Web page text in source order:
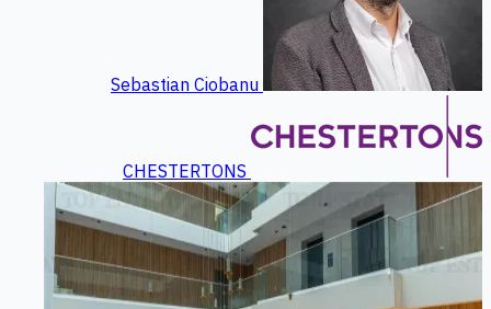
Sebastian Ciobanu
CHESTERTONS